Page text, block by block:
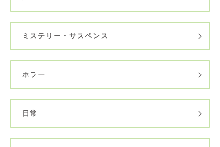
ミステリー・サスペンス
ホラー
日常